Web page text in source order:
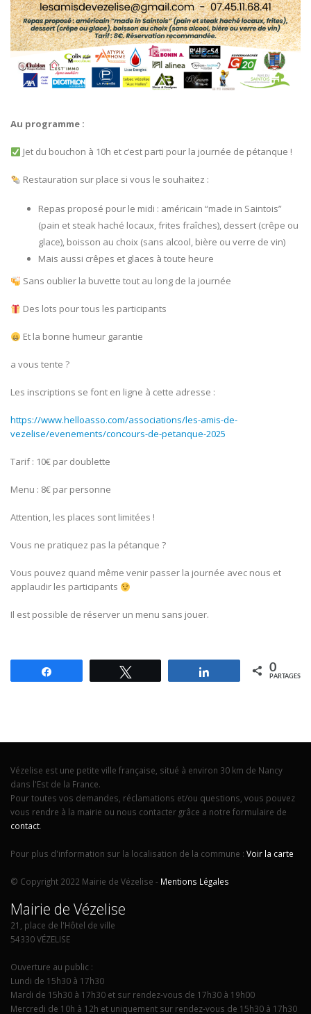
Au programme :
Jet du bouchon à 10h et c’est parti pour la journée de pétanque !
Restauration sur place si vous le souhaitez :
Repas proposé pour le midi : américain “made in Saintois”
(pain et steak haché locaux, frites fraîches), dessert (crêpe ou
glace), boisson au choix (sans alcool, bière ou verre de vin)
Mais aussi crêpes et glaces à toute heure
Sans oublier la buvette tout au long de la journée
Des lots pour tous les participants
Et la bonne humeur garantie
a vous tente ?
Les inscriptions se font en ligne à cette adresse :
https://www.helloasso.com/associations/les-amis-de-
vezelise/evenements/concours-de-petanque-2025
Tarif : 10€ par doublette
Menu : 8€ par personne
Attention, les places sont limitées !
Vous ne pratiquez pas la pétanque ?
Vous pouvez quand même venir passer la journée avec nous et
applaudir les participants
Il est possible de réserver un menu sans jouer.
Partagez 0
PARTAGES
Vézelise est une petite ville française, situé à environ 30 km de Nancy
dans l'Est de la France.
Pour toutes vos demandes, réclamations et/ou questions, vous pouvez
vous rendre à la mairie ou nous contacter grâce a notre formulaire de
contact.
Pour plus d'information sur la localisation de la commune : Voir la carte
© Copyright 2022 Mairie de Vézelise - Mentions Légales
Mairie de Vézelise
21, place de l'Hôtel de ville
54330 VÉZELISE
Ouverture au public :
Lundi de 15h30 à 17h30
Mardi de 15h30 à 17h30 et sur rendez-vous de 17h30 à 19h00
Mercredi de 10h à 12h et uniquement sur rendez-vous de 15h30 à 17h30